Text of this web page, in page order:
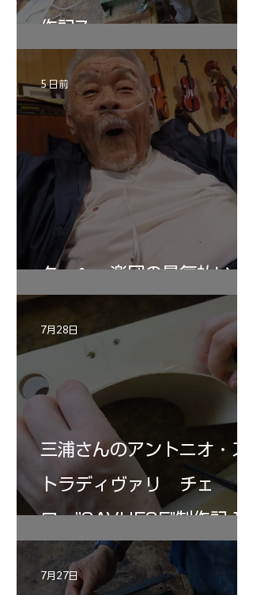
作記7
ターヘー楽団の暑気払い
5 日前
三浦さんのアントニオ・ス
トラディヴァリ チェ
ロ ”SAVUESE"制作記１2
7月28日
7月27日